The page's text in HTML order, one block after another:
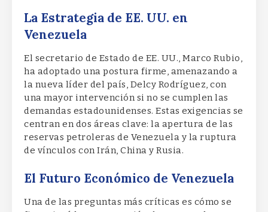
La Estrategia de EE. UU. en
Venezuela
El secretario de Estado de EE. UU., Marco Rubio,
ha adoptado una postura firme, amenazando a
la nueva líder del país, Delcy Rodríguez, con
una mayor intervención si no se cumplen las
demandas estadounidenses. Estas exigencias se
centran en dos áreas clave: la apertura de las
reservas petroleras de Venezuela y la ruptura
de vínculos con Irán, China y Rusia.
El Futuro Económico de Venezuela
Una de las preguntas más críticas es cómo se